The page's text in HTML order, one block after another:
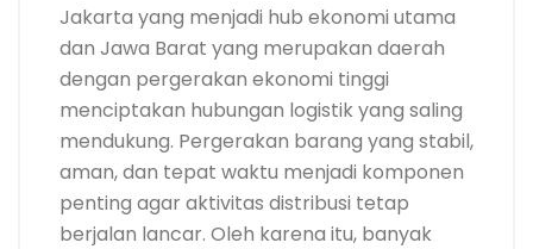
Jakarta yang menjadi hub ekonomi utama
dan Jawa Barat yang merupakan daerah
dengan pergerakan ekonomi tinggi
menciptakan hubungan logistik yang saling
mendukung. Pergerakan barang yang stabil,
aman, dan tepat waktu menjadi komponen
penting agar aktivitas distribusi tetap
berjalan lancar. Oleh karena itu, banyak